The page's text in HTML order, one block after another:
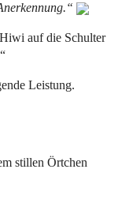
auf die Schulter
Leistung.
stillen Örtchen